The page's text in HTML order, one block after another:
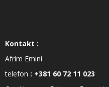
Kontakt :
Afrim Emini
telefon : +381 60 72 11 023